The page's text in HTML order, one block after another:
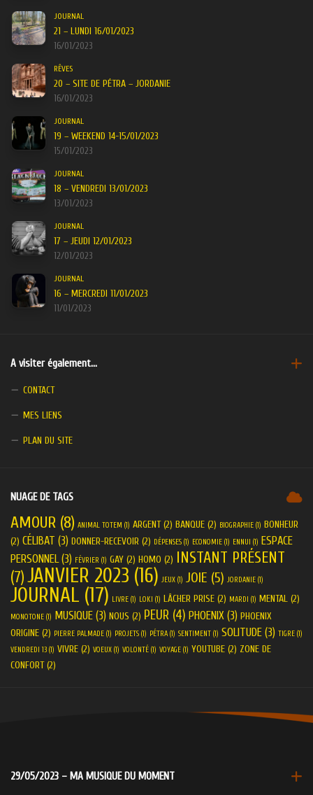
JOURNAL
21 – LUNDI 16/01/2023
16/01/2023
RÊVES
20 – SITE DE PÉTRA – JORDANIE
16/01/2023
JOURNAL
19 – WEEKEND 14-15/01/2023
15/01/2023
JOURNAL
18 – VENDREDI 13/01/2023
13/01/2023
JOURNAL
17 – JEUDI 12/01/2023
12/01/2023
JOURNAL
16 – MERCREDI 11/01/2023
11/01/2023
A visiter également…
CONTACT
MES LIENS
PLAN DU SITE
NUAGE DE TAGS
AMOUR (8) ANIMAL TOTEM (1) ARGENT(2) BANQUE (2) BIOGRAPHIE (1) BONHEUR
(2) CÉLIBAT (3) DONNER-RECEVOIR (2) DÉPENSES (1) ECONOMIE (1) ENNUI (1) ESPACE
PERSONNEL(3) FÉVRIER (1) GAY (2) HOMO (2) INSTANT PRÉSENT
(7)JANVIER 2023 (16) JEUX (1) JOIE (5) JORDANIE (1)
JOURNAL (17) LIVRE (1) LOKI (1) LÂCHER PRISE (2) MARDI (1) MENTAL (2)
MONOTONE (1) MUSIQUE (3) NOUS (2) PEUR (4) PHOENIX (3) PHOENIX
ORIGINE (2) PIERRE PALMADE (1) PROJETS (1) PÉTRA (1) SENTIMENT (1) SOLITUDE (3) TIGRE (1)
VENDREDI 13 (1) VIVRE (2) VOEUX (1) VOLONTÉ (1) VOYAGE (1) YOUTUBE (2) ZONE DE
CONFORT(2)
29/05/2023 – MA MUSIQUE DU MOMENT